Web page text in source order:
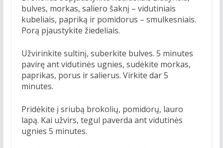
bulves, morkas, saliero šaknį – vidutiniais
kubeliais, papriką ir pomidorus – smulkesniais.
Porą pjaustykite žiedeliais.
Užvirinkite sultinį, suberkite bulves. 5 minutes
pavirę ant vidutinės ugnies, sudėkite morkas,
paprikas, porus ir salierus. Virkite dar 5
minutes.
Pridėkite į sriubą brokolių, pomidorų, lauro
lapą. Kai užvirs, tegul paverda ant vidutinės
ugnies 5 minutes.